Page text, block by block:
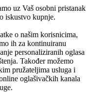
uz Vaš osobni pristanak
iskustvo kupnje.
o našim korisnicima,
ih za kontinuiranu
personaliziranih oglasa
Također možemo
pružateljima usluga i
oglašivačkih kanala